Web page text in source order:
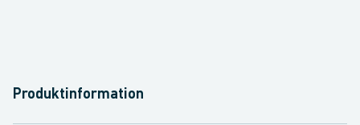
Produktinformation